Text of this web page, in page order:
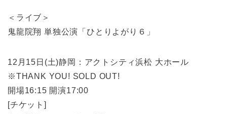
＜ライブ＞
鬼龍院翔 単独公演「ひとりよがり６」
12月15日(土)静岡：アクトシティ浜松 大ホール
※THANK YOU! SOLD OUT!
開場16:15 開演17:00
[チケット]